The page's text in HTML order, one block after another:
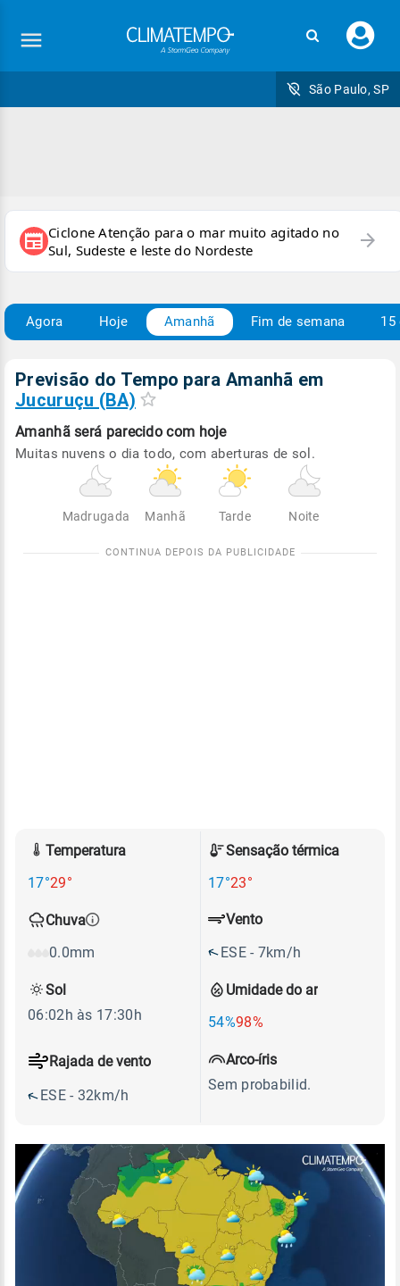
seu
São Paulo, SP
newspaper Ciclone Atenção para o mar muito agitado no
Sul, Sudeste e leste do Nordeste
arrow_forward
Agora Hoje Amanhã Fim de semana 15
Previsão do Tempo para Amanhã em
Jucuruçu (BA)
Amanhã será parecido com hoje
Muitas nuvens o dia todo, com aberturas de sol.
Madrugada Manhã Tarde Noite
Temperatura
17°29°
Sensação térmica
17°23°
Chuva
0.0mm
Umidade do ar
54%98%
Vento
ESE - 7km/h
Rajada de vento
ESE - 32km/h
Sol
06:02h às 17:30h
Arco-íris
Sem probabilid.